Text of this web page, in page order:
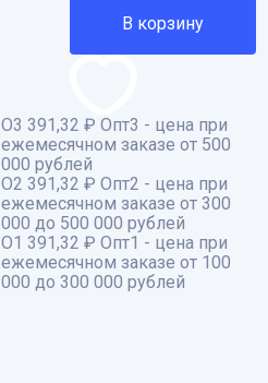
В корзину
О3 391,32 ₽ Опт3 - цена при
ежемесячном заказе от 500
000 рублей
О2 391,32 ₽ Опт2 - цена при
ежемесячном заказе от 300
000 до 500 000 рублей
О1 391,32 ₽ Опт1 - цена при
ежемесячном заказе от 100
000 до 300 000 рублей